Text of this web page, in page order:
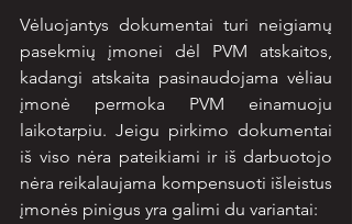
Vėluojantys dokumentai turi neigiamų
pasekmių įmonei dėl PVM atskaitos,
kadangi atskaita pasinaudojama vėliau
įmonė permoka PVM einamuoju
laikotarpiu. Jeigu pirkimo dokumentai
iš viso nėra pateikiami ir iš darbuotojo
nėra reikalaujama kompensuoti išleistus
įmonės pinigus yra galimi du variantai: